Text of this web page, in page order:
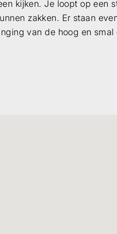
kijken. Je loopt op een
zakken. Er staan
van de hoog en smal